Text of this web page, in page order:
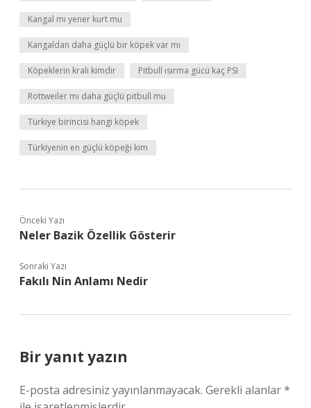
Kangal mı yener kurt mu
Kangaldan daha güçlü bir köpek var mı
Köpeklerin kralı kimdir Pitbull ısırma gücü kaç PSI
Rottweiler mı daha güçlü pitbull mu
Türkiye birincisi hangi köpek
Türkiyenin en güçlü köpeği kim
Önceki Yazı
Neler Bazik Özellik Gösterir
Sonraki Yazı
Fakılı Nin Anlamı Nedir
Bir yanıt yazın
E-posta adresiniz yayınlanmayacak. Gerekli alanlar*